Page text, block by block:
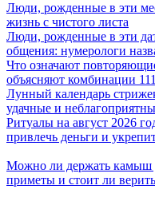
Люди, рожденные в эти
жизнь с чистого листа
Люди, рожденные в эти
общения: нумерологи
Что означают
объясняют комбинации
Лунный календарь
удачные и
Ритуалы на август 2026
привлечь деньги и
Можно ли держать камыш
приметы и стоит ли